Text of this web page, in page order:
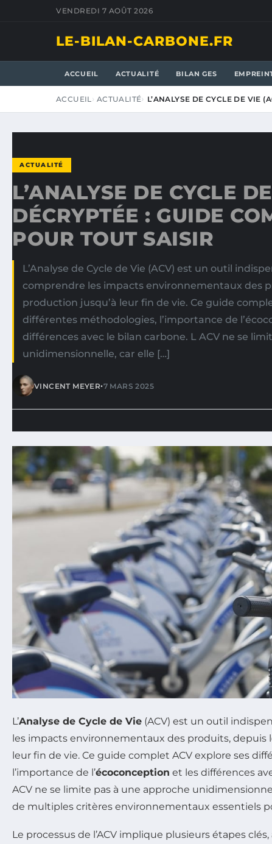
VENDREDI 7 AOÛT 2026
LE-BILAN-CARBONE.FR
ACCUEIL ACTUALITÉ BILAN GES
ACCUEIL ACTUALITÉ L’ANALYSE DE CYCLE DE VIE
ACTUALITÉ
L’ANALYSE DE CYCLE
DÉCRYPTÉE : GUIDE
POUR TOUT SAISIR
L’Analyse de Cycle de Vie (ACV) est un outil
comprendre les impacts environnementaux des
production jusqu’à leur fin de vie. Ce guide
différentes méthodologies, l’importance de
différences avec le bilan carbone. L ACV ne se
unidimensionnelle, car elle […]
VINCENT MEYER•7 MARS 2025
L’Analyse de Cycle de Vie (ACV) est un outil
les impacts environnementaux des produits, depuis
leur fin de vie. Ce guide complet ACV explore ses
l’importance de l’écoconception et les différences
ACV ne se limite pas à une approche
de multiples critères environnementaux essentiels
Le processus de l’ACV implique plusieurs étapes